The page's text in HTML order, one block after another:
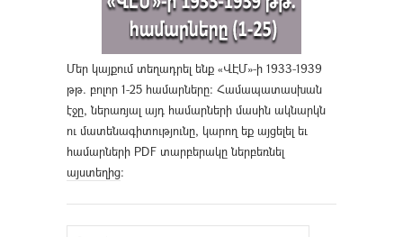
Մեր կայքում տեղադրել ենք «ՎԷՄ»-ի 1933-1939
թթ. բոլոր 1-25 համարները։ Համապատասխան
էջը, ներառյալ այդ համարների մասին ակնարկն
ու մատենագիտությունը, կարող եք այցելել եւ
համարների PDF տարբերակը ներբեռնել
այստեղից։